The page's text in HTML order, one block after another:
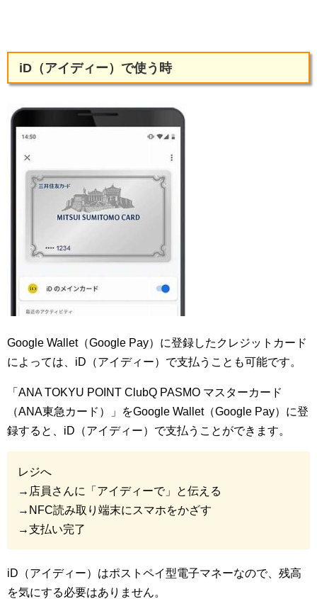
iD（アイディー）で使う時
Google Wallet（Google Pay）に登録したクレジットカード
によっては、iD（アイディー）で支払うことも可能です。
「ANA TOKYU POINT ClubQ PASMO マスターカード
（ANA東急カード）」をGoogle Wallet（Google Pay）に登
録すると、iD（アイディー）で支払うことができます。
レジへ
→店員さんに「アイディーで」と伝える
→NFC読み取り端末にスマホをかざす
→支払い完了
iD（アイディー）はポストペイ型電子マネーなので、残高
を気にする必要はありません。